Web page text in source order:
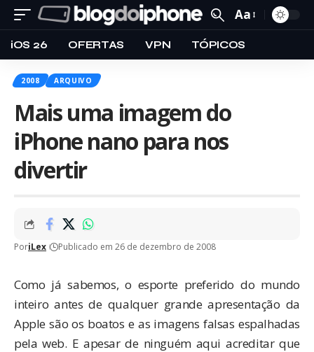
Aa
iOS 26 OFERTAS VPN TÓPICOS
2008 ARQUIVO
Mais uma imagem do
iPhone nano para nos
divertir
PoriLex Publicado em 26 de dezembro de 2008
Como já sabemos, o esporte preferido do mundo
inteiro antes de qualquer grande apresentação da
Apple são os boatos e as imagens falsas espalhadas
pela web. E apesar de ninguém aqui acreditar que